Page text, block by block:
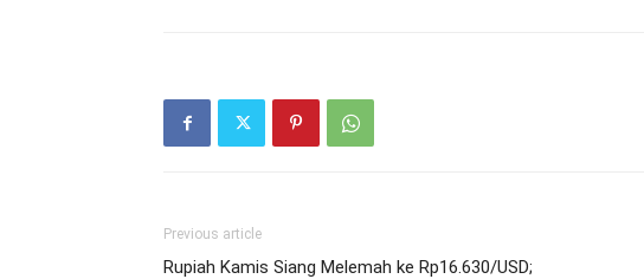
Previous article
Rupiah Kamis Siang Melemah ke Rp16.630/USD;